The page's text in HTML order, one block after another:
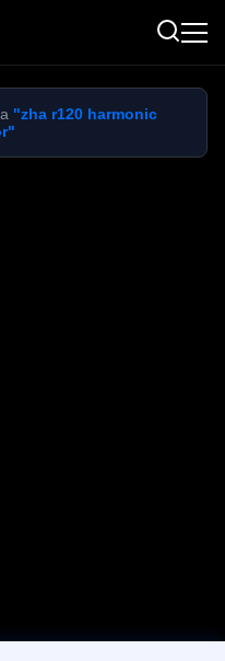
"zha r120 harmonic